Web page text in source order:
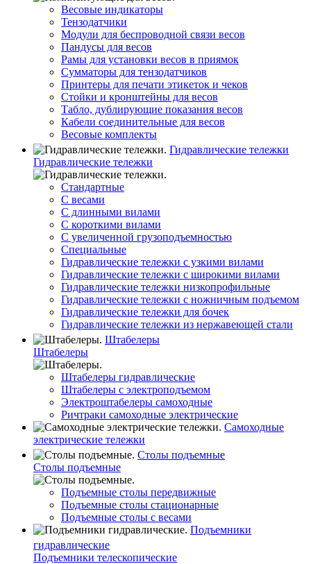
Весовые индикаторы
Тензодатчики
Модули для беспроводной связи весов
Пандусы для весов
Рамы для установки весов в приямок
Сумматоры для тензодатчиков
Принтеры для печати этикеток и чеков
Стойки и кронштейны для весов
Табло, дублирующие показания весов
Кабели соединительные для весов
Весовые комплекты
Гидравлические тележки
Гидравлические тележки
Стандартные
С весами
С длинными вилами
С короткими вилами
С увеличенной грузоподъемностью
Специальные
Гидравлические тележки с узкими вилами
Гидравлические тележки с широкими вилами
Гидравлические тележки низкопрофильные
Гидравлические тележки с ножничным подъемом
Гидравлические тележки для бочек
Гидравлические тележки из нержавеющей стали
Штабелеры
Штабелеры
Штабелеры гидравлические
Штабелеры с электроподъемом
Электроштабелеры самоходные
Ричтраки самоходные электрические
Самоходные
электрические тележки
Столы подъемные
Столы подъемные
Подъемные столы передвижные
Подъемные столы стационарные
Подъемные столы с весами
Подъемники
гидравлические
Подъемники телескопические